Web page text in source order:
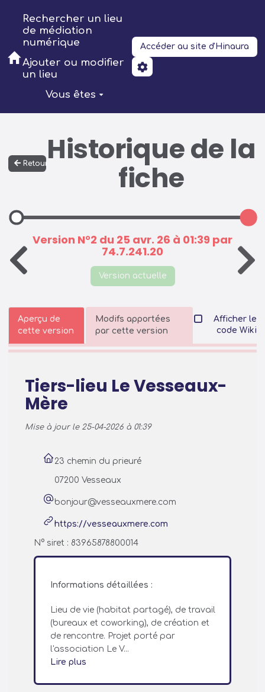
Aller au contenu principal
Rechercher un lieu
de médiation
numérique
Ajouter ou modifier
un lieu
Vous êtes
Accéder au site d'Hinaura
Retour Historique de la
fiche
Version N°2 du 25 avr. 26 à 01:39 par
74.7.241.20
Version actuelle
Aperçu de
cette version
Modifs apportées
par cette version
Afficher le
code Wiki
Tiers-lieu Le Vesseaux-
Mère
Mise à jour le 25-04-2026 à 01:39
23 chemin du prieuré
07200 Vesseaux
bonjour@vesseauxmere.com
https://vesseauxmere.com
N° siret : 83965878800014
Informations détaillées :
Lieu de vie (habitat partagé), de travail
(bureaux et coworking), de création et
de rencontre. Projet porté par
l'association Le V...
Lire plus